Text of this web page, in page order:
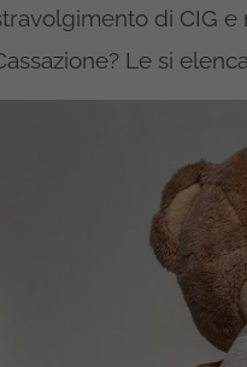
di CIG
Le si